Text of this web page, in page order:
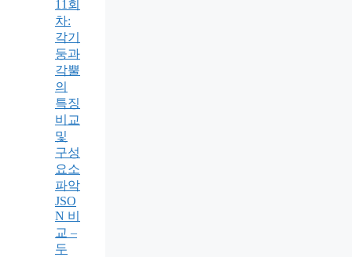
11회
차:
각기
둥과
각뿔
의
특징
비교
및
구성
요소
파악
JSO
N 비
교 –
두